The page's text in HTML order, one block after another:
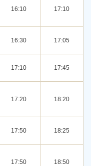
16:10 17:10
16:30 17:05
17:10 17:45
17:20 18:20
17:50 18:25
17:50 18:50